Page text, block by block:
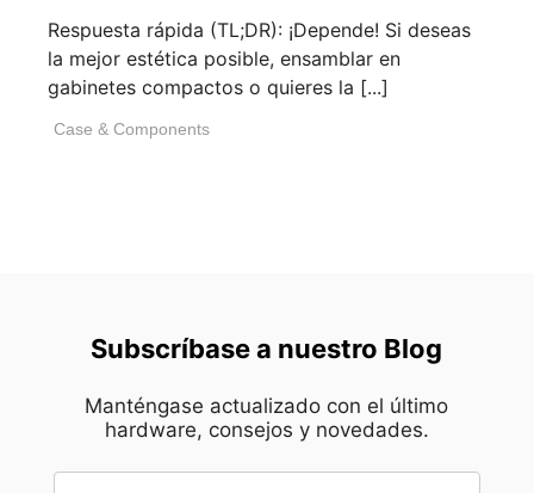
Respuesta rápida (TL;DR): ¡Depende! Si deseas
la mejor estética posible, ensamblar en
gabinetes compactos o quieres la [...]
Case & Components
Subscríbase a nuestro Blog
Manténgase actualizado con el último
hardware, consejos y novedades.